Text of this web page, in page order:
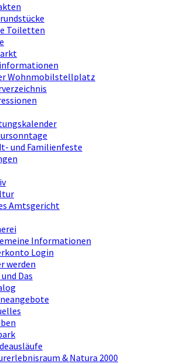
Toiletten
Wohnmobilstellplatz
und Familienfeste
Amtsgericht
Informationen
Login
werden
Das
& Natura 2000